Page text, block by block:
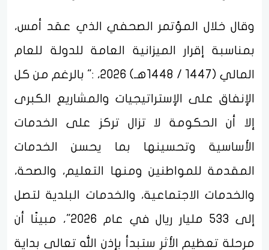
وقال خلال المؤتمر الصحفي الذي عقد أمس،
بمناسبة إقرار الميزانية العامة للدولة للعام
المالي (1447 / 1448هـ) 2026، :" بالرغم من كل
الإنفاق على الإستراتيجيات والمشاريع الكبرى
إلا أن الحكومة لا تزال تركز على الخدمات
الأساسية وتحسينها بما يحسن الخدمات
المقدمة للمواطنين ومنها التعليم، والصحة،
والخدمات الاجتماعية، والخدمات البلدية لتصل
إلى 533 مليار ريال في عام 2026"، مبينًا أن
مرحلة تعظيم الأثر ستبدأ بإذن الله تعالى بداية